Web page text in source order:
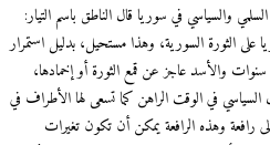
في سوريا قال الناطق باسم التيار:
السورية، وهذا مستحيل، بدليل استمرار
عاجز عن قمع الثورة أو إخمادها،
في الوقت الراهن كما تسعى لها الأطراف في
وهذه الرافعة يمكن أن تكون تغيرات